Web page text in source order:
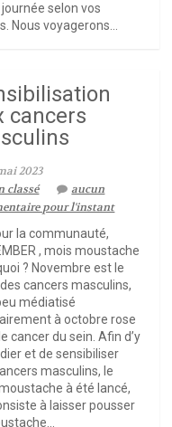
selon vos
Nous voyagerons...
cancers
2023
classé
aucun
pour l'instant
la communauté,
, mois moustache
? Novembre est le
cancers masculins,
médiatisé
à octobre rose
cancer du sein. Afin d’y
et de sensibiliser
masculins, le
à été lancé,
à laisser pousser